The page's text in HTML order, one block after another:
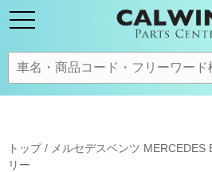
トップ/ メルセデスベンツ MERCEDES
リー